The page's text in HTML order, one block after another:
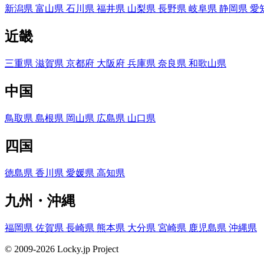
新潟県 富山県 石川県 福井県 山梨県 長野県 岐阜県 静岡県 愛
近畿
三重県 滋賀県 京都府 大阪府 兵庫県 奈良県 和歌山県
中国
鳥取県 島根県 岡山県 広島県 山口県
四国
徳島県 香川県 愛媛県 高知県
九州・沖縄
福岡県 佐賀県 長崎県 熊本県 大分県 宮崎県 鹿児島県 沖縄県
© 2009-2026 Locky.jp Project